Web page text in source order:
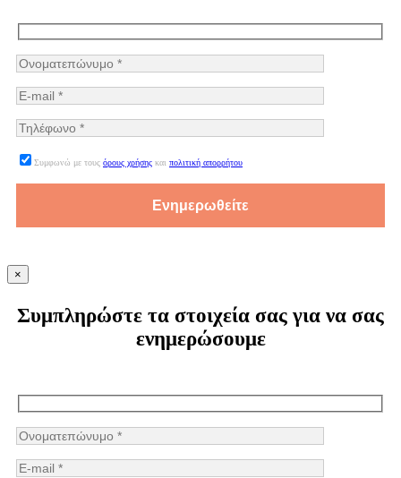
Συμφωνώ με τους όρους χρήσης και πολιτική απορρήτου
×
Συμπληρώστε τα στοιχεία σας για να σας
ενημερώσουμε